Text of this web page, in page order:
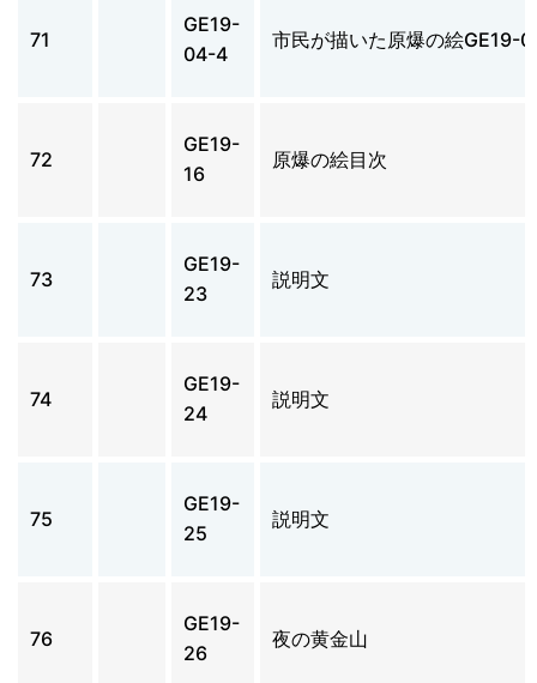
71
GE19-
04-4
市民が描いた原爆の絵GE19-
72
GE19-
16
原爆の絵目次
73
GE19-
23
説明文
74
GE19-
24
説明文
75
GE19-
25
説明文
76
GE19-
26
夜の黄金山